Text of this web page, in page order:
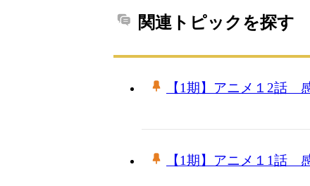
関連トピックを探す
【1期】アニメ１2話
【1期】アニメ１1話